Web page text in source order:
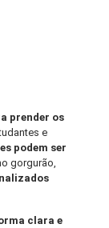
prender os
e
podem ser
gorgurão,
clara e